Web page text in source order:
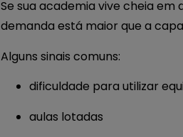
Se sua academia vive cheia
demanda está maior que a
Alguns sinais comuns:
dificuldade para utilizar
aulas lotadas